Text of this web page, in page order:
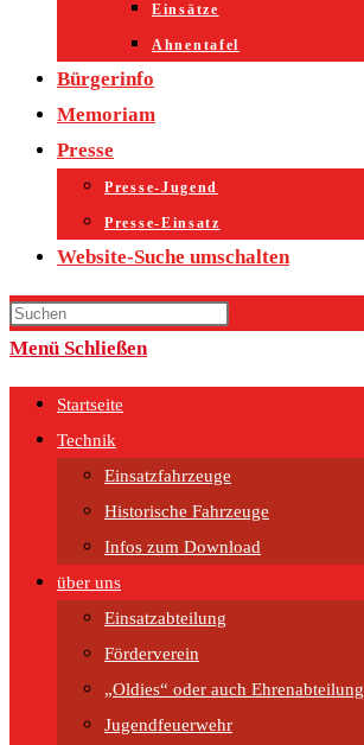
Einsätze
Ahnentafel
Bürgerinfo
Memoriam
Presse
Presse-Jugend
Presse-Einsatz
Website-Suche umschalten
Menü Schließen
Startseite
Technik
Einsatzfahrzeuge
Historische Fahrzeuge
Infos zum Download
über uns
Einsatzabteilung
Förderverein
„Oldies“ oder auch Ehrenabteilung
Jugendfeuerwehr